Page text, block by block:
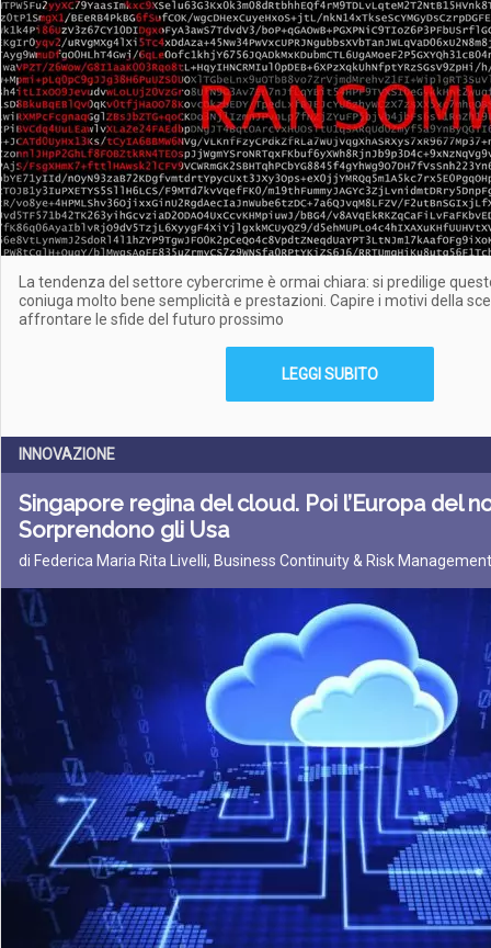
La tendenza del settore cybercrime è ormai chiara: si predilige
coniuga molto bene semplicità e prestazioni. Capire i motivi della
affrontare le sfide del futuro prossimo
LEGGI SUBITO
INNOVAZIONE
Singapore regina del cloud. Poi l’Europa del
Sorprendono gli Usa
di Federica Maria Rita Livelli, Business Continuity & Risk